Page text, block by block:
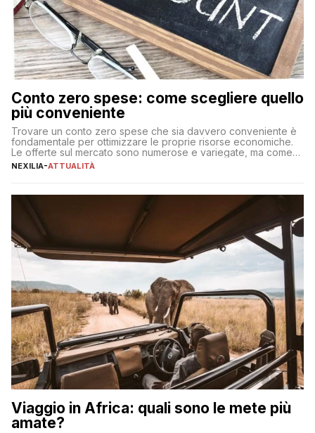
Conto zero spese: come scegliere quello
più conveniente
Trovare un conto zero spese che sia davvero conveniente è
fondamentale per ottimizzare le proprie risorse economiche.
Le offerte sul mercato sono numerose e variegate, ma come
individuare quella più adatta alle proprie esigenze senza
sul […]
NEXILIA-ATTUALITÀ
Viaggio in Africa: quali sono le mete più
amate?